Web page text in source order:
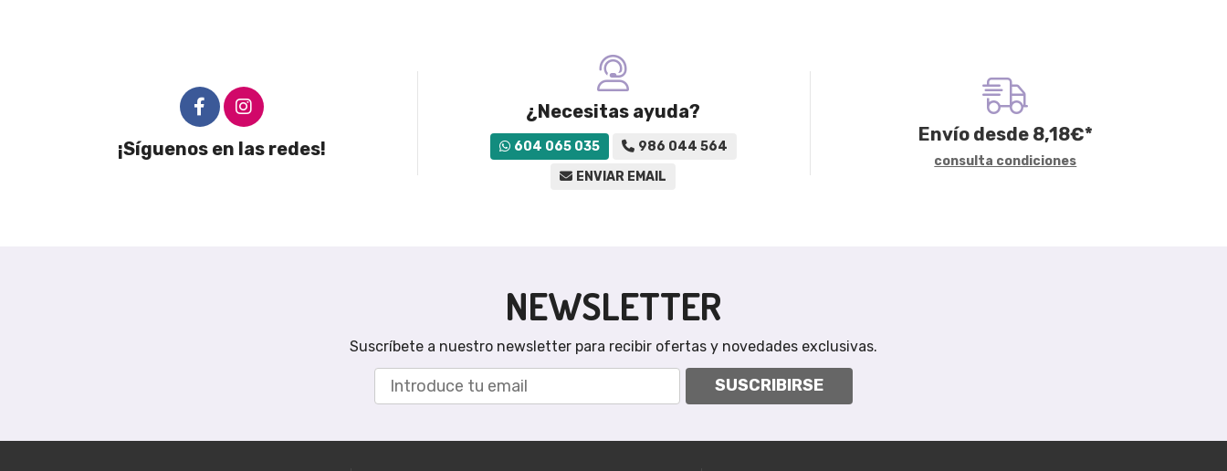
¡Síguenos en las redes!
¿Necesitas ayuda?
604 065 035
986 044 564
ENVIAR EMAIL
Envío desde 8,18€*
consulta condiciones
NEWSLETTER
Suscríbete a nuestro newsletter para recibir ofertas y novedades exclusivas.
SUSCRIBIRSE